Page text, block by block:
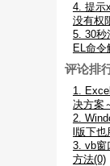
4. 提示
没有权
5. 30秒
EL命令
评论排
1.
决方案
2.
l版下
3. vb窗
方法(0)